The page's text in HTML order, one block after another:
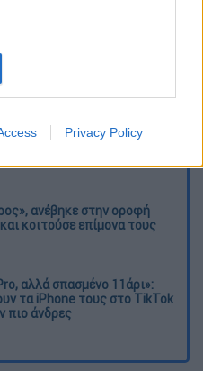
Privacy Policy
των πυρκαγιών: 118
«κόκκινα» -
της οικογένειας της
ανέβηκε στην οροφή
κοιτούσε επίμονα τους
αλλά σπασμένο 11άρι»:
τα iPhone τους στο TikTok
πιο άνδρες